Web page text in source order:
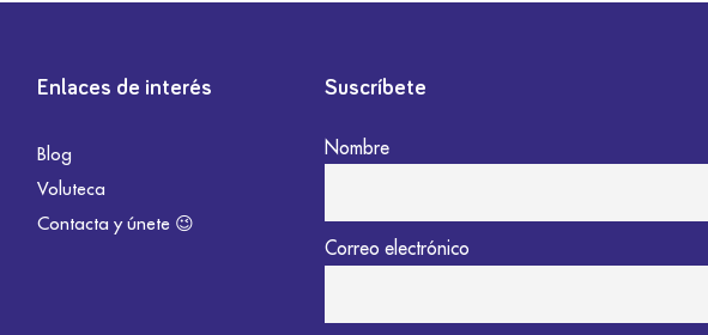
Enlaces de interés
Blog
Voluteca
Contacta y únete 😉
Suscríbete
Nombre
Correo electrónico